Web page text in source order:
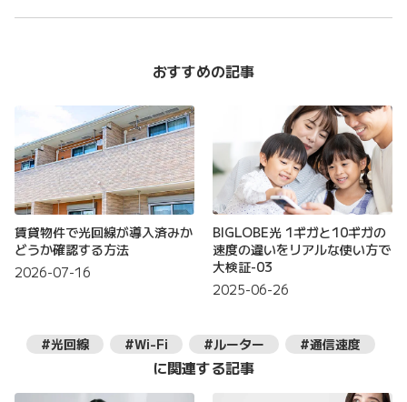
おすすめの記事
賃貸物件で光回線が導入済みか
どうか確認する方法
2026-07-16
BIGLOBE光 1ギガと10ギガの
速度の違いをリアルな使い方で
大検証-03
2025-06-26
#光回線 #Wi-Fi #ルーター #通信速度
に関連する記事